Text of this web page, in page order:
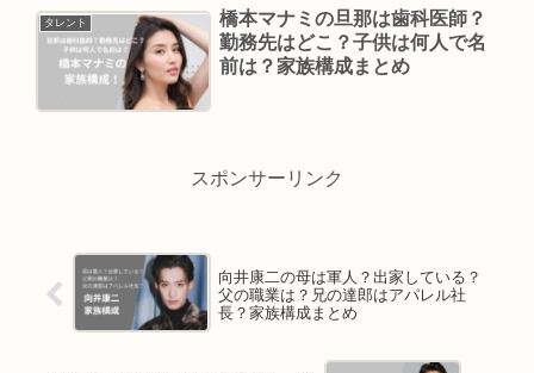
タレント
橋本マナミの旦那は歯科医師？
勤務先はどこ？子供は何人で名
前は？家族構成まとめ
スポンサーリンク
向井康二の母は軍人？出家している？
父の職業は？兄の達郎はアパレル社
長？家族構成まとめ